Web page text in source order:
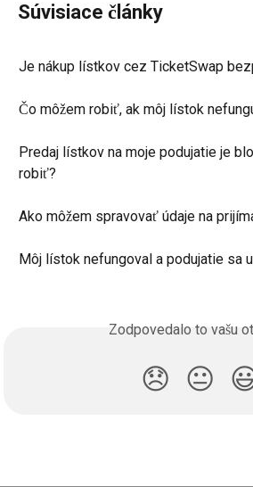
Súvisiace články
Je nákup lístkov cez TicketSwap
Čo môžem robiť, ak môj lístok
Predaj lístkov na moje podujatie je
robiť?
Ako môžem spravovať údaje na
Môj lístok nefungoval a podujatie sa
Zodpovedalo to vašu
😞 😐